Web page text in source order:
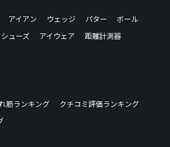
アイアン ウェッジ パター
ボール
シューズ アイウェア
距離計測器
筋ランキング
クチコミ評価ランキング